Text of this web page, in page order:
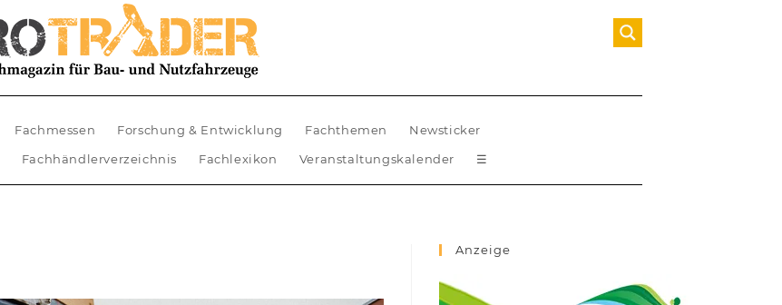
Fachmessen Forschung & Entwicklung Fachthemen
Newsticker
Fachhändlerverzeichnis Fachlexikon Veranstaltungskalender ☰
Anzeige